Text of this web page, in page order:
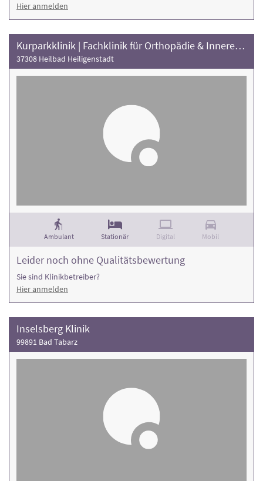
Hier anmelden
Kurparkklinik | Fachklinik für Orthopädie & Innere Medizin
37308 Heilbad Heiligenstadt
Ambulant Stationär Digital Mobil
Leider noch ohne Qualitätsbewertung
Sie sind Klinikbetreiber?
Hier anmelden
Inselsberg Klinik
99891 Bad Tabarz